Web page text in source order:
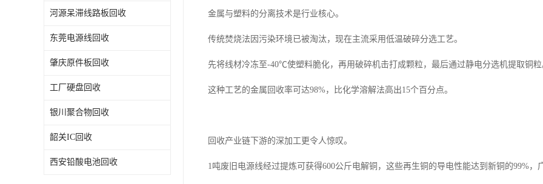
河源呆滞线路板回收
东莞电源线回收
肇庆原件板回收
工厂硬盘回收
银川聚合物回收
韶关IC回收
西安铅酸电池回收
金属与塑料的分离技术是行业核心。
传统焚烧法因污染环境已被淘汰，现在主流采用低温破碎分选工艺。
先将线材冷冻至-40℃使塑料脆化，再用破碎机击打成颗粒，最后通过静电分选机提取铜
这种工艺的金属回收率可达98%，比化学溶解法高出15个百分点。
回收产业链下游的深加工更令人惊叹。
1吨废旧电源线经过提炼可获得600公斤电解铜，这些再生铜的导电性能达到新铜的99%，